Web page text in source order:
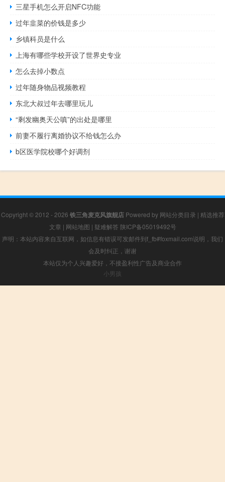
三星手机怎么开启NFC功能
过年韭菜的价钱是多少
乡镇科员是什么
上海有哪些学校开设了世界史专业
怎么去掉小数点
过年随身物品视频教程
东北大叔过年去哪里玩儿
“剩发幽奥天公嗔”的出处是哪里
前妻不履行离婚协议不给钱怎么办
b区医学院校哪个好调剂
Copyright © 2012 - 2026 铁三角麦克风旗舰店Powered by 网站分类目录 | 精选推荐
文章 | 网站地图 | 疑难解答 陕ICP备05019492号
声明：本站内容来自互联网，如信息有错误可发邮件到f_fb#foxmail.com说明，我们
会及时纠正，谢谢
本站仅为个人兴趣爱好，不接盈利性广告及商业合作
小男孩